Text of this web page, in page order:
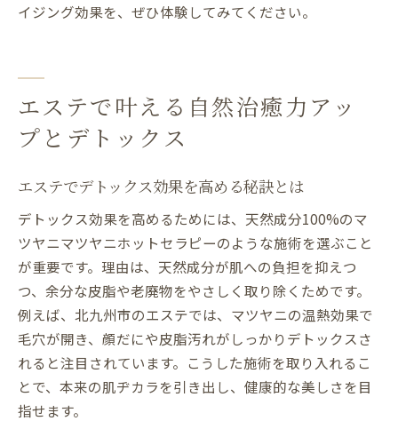
イジング効果を、ぜひ体験してみてください。
エステで叶える自然治癒力アッ
プとデトックス
エステでデトックス効果を高める秘訣とは
デトックス効果を高めるためには、天然成分100%のマ
ツヤニマツヤニホットセラピーのような施術を選ぶこと
が重要です。理由は、天然成分が肌への負担を抑えつ
つ、余分な皮脂や老廃物をやさしく取り除くためです。
例えば、北九州市のエステでは、マツヤニの温熱効果で
毛穴が開き、顔だにや皮脂汚れがしっかりデトックスさ
れると注目されています。こうした施術を取り入れるこ
とで、本来の肌ヂカラを引き出し、健康的な美しさを目
指せます。